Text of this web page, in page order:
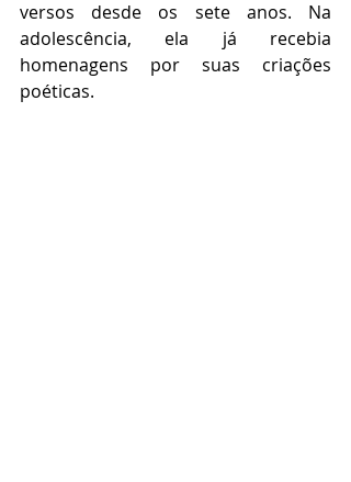
versos desde os sete anos. Na
adolescência, ela já recebia
homenagens por suas criações
poéticas.